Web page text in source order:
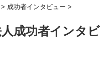
> 成功者インタビュー >
成功者インタビ